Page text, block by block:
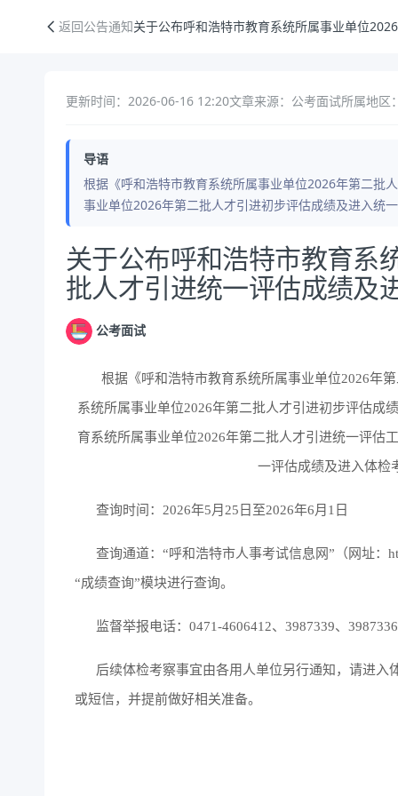
返回公告通知关于公布呼和浩特市教育系统所属事业单位
更新时间：2026-06-16 12:20文章来源：公考面试所属地区
导语
根据《呼和浩特市教育系统所属事业单位2026年第二批
事业单位2026年第二批人才引进初步评估成绩及进入统
公告正文
关于公布呼和浩特市教育系
批人才引进统一评估成绩及
公考面试
根据《呼和浩特市教育系统所属事业单位2026年
系统所属事业单位2026年第二批人才引进初步评估成
育系统所属事业单位2026年第二批人才引进统一评估
一评估成绩及进入体检
查询时间：2026年5月25日至2026年6月1日
查询通道：“呼和浩特市人事考试信息网”（网址：
“成绩查询”模块进行查询。
监督举报电话：0471-4606412、3987339、3987336
后续体检考察事宜由各用人单位另行通知，请进入
或短信，并提前做好相关准备。